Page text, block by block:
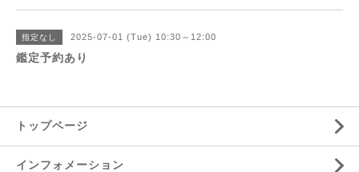
指定なし 2025-07-01 (Tue) 10:30～12:00
鑑定予約あり
トップページ
インフォメーション